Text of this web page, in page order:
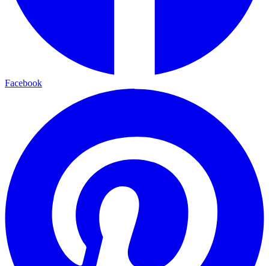
Facebook